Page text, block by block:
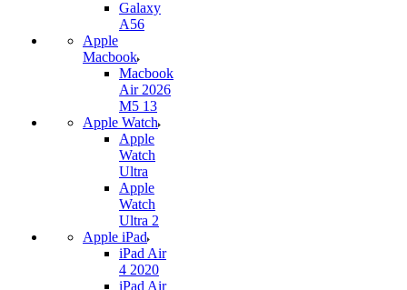
Galaxy
A56
Apple
Macbook
Macbook
Air 2026
M5 13
Apple Watch
Apple
Watch
Ultra
Apple
Watch
Ultra 2
Apple iPad
iPad Air
4 2020
iPad Air